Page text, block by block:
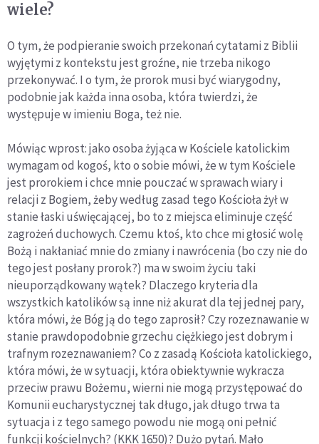
wiele?
O tym, że podpieranie swoich przekonań cytatami z Biblii
wyjętymi z kontekstu jest groźne, nie trzeba nikogo
przekonywać. I o tym, że prorok musi być wiarygodny,
podobnie jak każda inna osoba, która twierdzi, że
występuje w imieniu Boga, też nie.
Mówiąc wprost: jako osoba żyjąca w Kościele katolickim
wymagam od kogoś, kto o sobie mówi, że w tym Kościele
jest prorokiem i chce mnie pouczać w sprawach wiary i
relacji z Bogiem, żeby według zasad tego Kościoła żył w
stanie łaski uświęcającej, bo to z miejsca eliminuje część
zagrożeń duchowych. Czemu ktoś, kto chce mi głosić wolę
Bożą i nakłaniać mnie do zmiany i nawrócenia (bo czy nie do
tego jest posłany prorok?) ma w swoim życiu taki
nieuporządkowany wątek? Dlaczego kryteria dla
wszystkich katolików są inne niż akurat dla tej jednej pary,
która mówi, że Bóg ją do tego zaprosił? Czy rozeznawanie w
stanie prawdopodobnie grzechu ciężkiego jest dobrym i
trafnym rozeznawaniem? Co z zasadą Kościoła katolickiego,
która mówi, że w sytuacji, która obiektywnie wykracza
przeciw prawu Bożemu, wierni nie mogą przystępować do
Komunii eucharystycznej tak długo, jak długo trwa ta
sytuacja i z tego samego powodu nie mogą oni pełnić
funkcji kościelnych? (KKK 1650)? Dużo pytań. Mało